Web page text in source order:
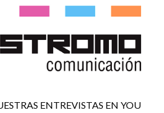
ENTREVISTAS EN YOU